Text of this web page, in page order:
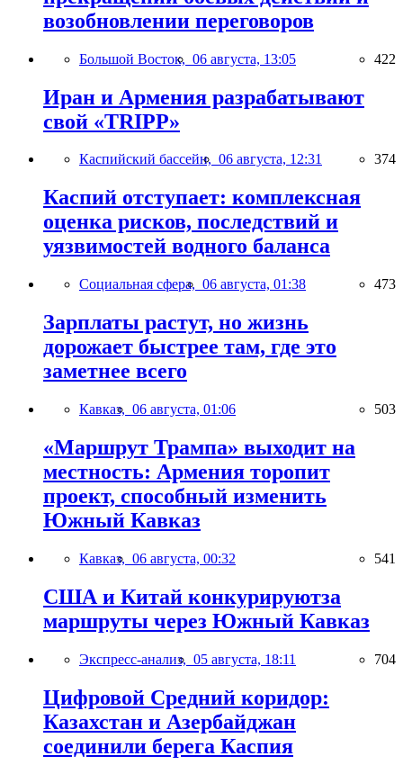
возобновлении переговоров
Большой Восток, 06 августа, 13:05 422
Иран и Армения разрабатывают
свой «TRIPP»
Каспийский бассейн, 06 августа, 12:31 374
Каспий отступает: комплексная
оценка рисков, последствий и
уязвимостей водного баланса
Социальная сфера, 06 августа, 01:38 473
Зарплаты растут, но жизнь
дорожает быстрее там, где это
заметнее всего
Кавказ, 06 августа, 01:06 503
«Маршрут Трампа» выходит на
местность: Армения торопит
проект, способный изменить
Южный Кавказ
Кавказ, 06 августа, 00:32 541
США и Китай конкурируютза
маршруты через Южный Кавказ
Экспресс-анализ, 05 августа, 18:11 704
Цифровой Средний коридор:
Казахстан и Азербайджан
соединили берега Каспия